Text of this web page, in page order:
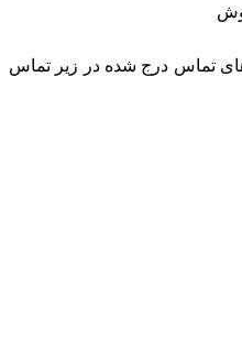
های تماس درج شده در زیر تماس